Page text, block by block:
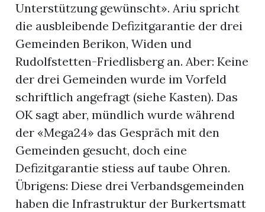
Unterstützung gewünscht». Ariu spricht
die ausbleibende Defizitgarantie der drei
Gemeinden Berikon, Widen und
Rudolfstetten-Friedlisberg an. Aber: Keine
der drei Gemeinden wurde im Vorfeld
schriftlich angefragt (siehe Kasten). Das
OK sagt aber, mündlich wurde während
der «Mega24» das Gespräch mit den
Gemeinden gesucht, doch eine
Defizitgarantie stiess auf taube Ohren.
Übrigens: Diese drei Verbandsgemeinden
haben die Infrastruktur der Burkertsmatt